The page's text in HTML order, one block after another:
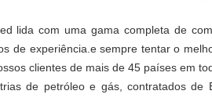
lida com uma gama completa de
de experiência.e sempre tentar o
clientes de mais de 45 países em
de petróleo e gás, contratados de